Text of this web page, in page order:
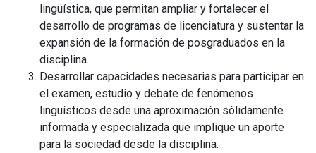
lingüística, que permitan ampliar y fortalecer el
desarrollo de programas de licenciatura y sustentar la
expansión de la formación de posgraduados en la
disciplina.
Desarrollar capacidades necesarias para participar en
el examen, estudio y debate de fenómenos
lingüísticos desde una aproximación sólidamente
informada y especializada que implique un aporte
para la sociedad desde la disciplina.